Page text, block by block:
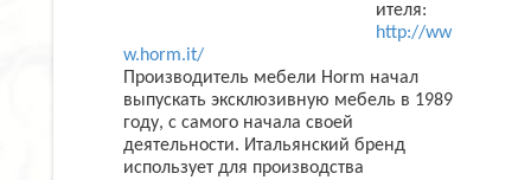
ителя:
http://ww
w.horm.it/
Производитель мебели Horm начал
выпускать эксклюзивную мебель в 1989
году, с самого начала своей
деятельности. Итальянский бренд
использует для производства